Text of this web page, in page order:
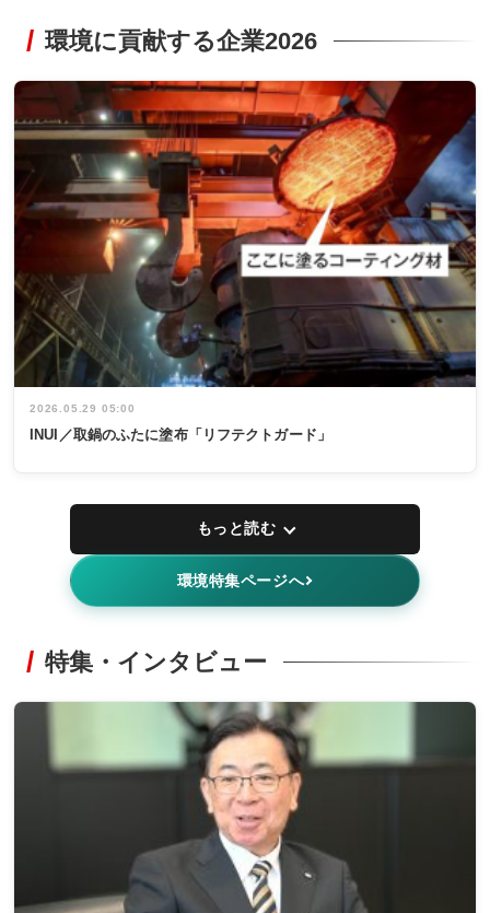
環境に貢献する企業2026
2026.05.29 05:00
INUI／取鍋のふたに塗布「リフテクトガード」
もっと読む
環境特集ページへ
特集・インタビュー